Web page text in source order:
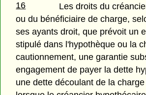
16
Les droits du
ou du bénéficiaire de charge,
ses ayants droit, que prévoit un
stipulé dans l'hypothèque ou la
cautionnement, une garantie
engagement de payer la dette
une dette découlant de la